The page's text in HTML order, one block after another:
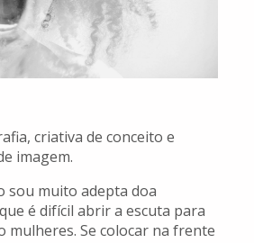
criativa de conceito e
imagem.
sou muito adepta doa
é difícil abrir a escuta para
mulheres. Se colocar na frente